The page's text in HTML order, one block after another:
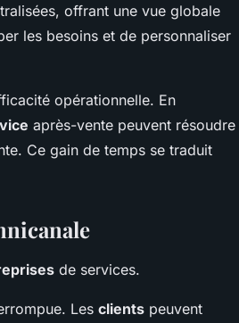
offrant une vue globale
les besoins et de personnaliser
opérationnelle. En
après-vente peuvent résoudre
Ce gain de temps se traduit
de services.
Les clients peuvent